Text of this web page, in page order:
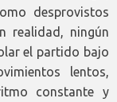
desprovistos
realidad, ningún
el partido bajo
lentos,
constante y